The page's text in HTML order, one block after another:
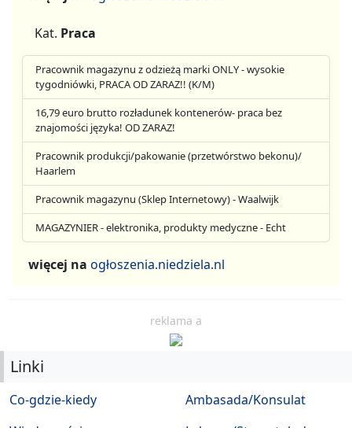
Kat. Praca
Pracownik magazynu z odzieżą marki ONLY - wysokie
tygodniówki, PRACA OD ZARAZ!! (K/M)
16,79 euro brutto rozładunek kontenerów- praca bez
znajomości języka! OD ZARAZ!
Pracownik produkcji/pakowanie (przetwórstwo bekonu)/
Haarlem
Pracownik magazynu (Sklep Internetowy) - Waalwijk
MAGAZYNIER - elektronika, produkty medyczne - Echt
więcej na ogłoszenia.niedziela.nl
reklama a
Linki
Co-gdzie-kiedy
Ambasada/Konsulat